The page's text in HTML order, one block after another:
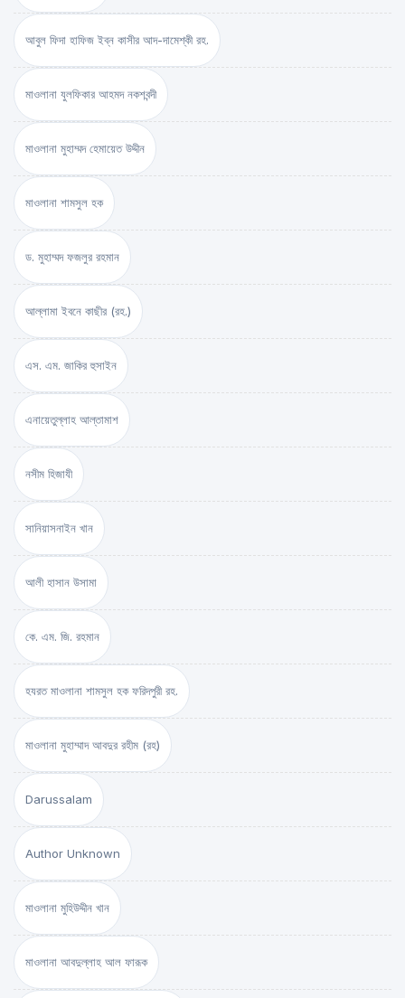
আবুল ফিদা হাফিজ ইব্‌ন কাসীর আদ-দামেশ্‌কী রহ.
মাওলানা যুলফিকার আহমদ নকশবন্দী
মাওলানা মুহাম্মদ হেমায়েত উদ্দীন
মাওলানা শামসুল হক
ড. মুহাম্মদ ফজলুর রহমান
আল্লামা ইবনে কাছীর (রহ.)
এস. এম. জাকির হুসাইন
এনায়েতুল্লাহ আল্‌তামাশ
নসীম হিজাযী
সানিয়াসনাইন খান
আলী হাসান উসামা
কে. এম. জি. রহমান
হযরত মাওলানা শামসুল হক ফরিদপুরী রহ.
মাওলানা মুহাম্মাদ আবদুর রহীম (রহ)
Darussalam
Author Unknown
মাওলানা মুহিউদ্দীন খান
মাওলানা আবদুল্লাহ আল ফারূক